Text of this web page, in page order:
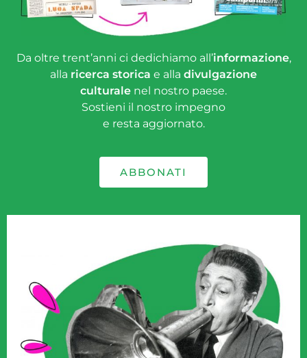
Da oltre trent’anni ci dedichiamo all’informazione,
alla ricerca storica e alla divulgazione
culturale nel nostro paese.
Sostieni il nostro impegno
e resta aggiornato.
ABBONATI